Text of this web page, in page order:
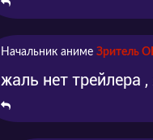
Начальник аниме Зритель
жаль нет трейлера